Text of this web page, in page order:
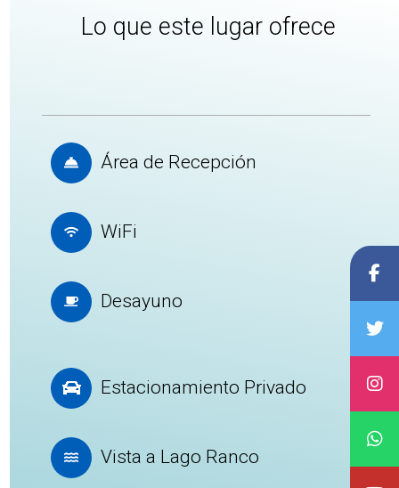
Lo que este lugar ofrece
Área de Recepción
WiFi
Desayuno
Estacionamiento Privado
Vista a Lago Ranco